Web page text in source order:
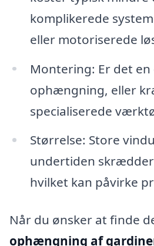
komplikerede
eller motoriserede
Montering: Er det en
ophængning, eller
specialiserede
Størrelse: Store
undertiden
hvilket kan påvirke
Når du ønsker at finde
ophængning af